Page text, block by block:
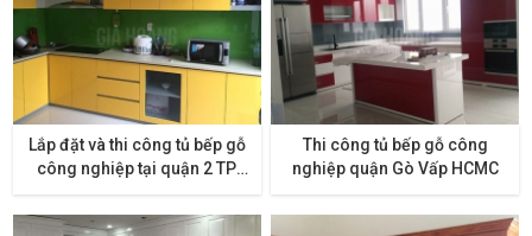
Lắp đặt và thi công tủ bếp gỗ
công nghiệp tại quận 2 TP
Thi công tủ bếp gỗ công
nghiệp quận Gò Vấp HCMC